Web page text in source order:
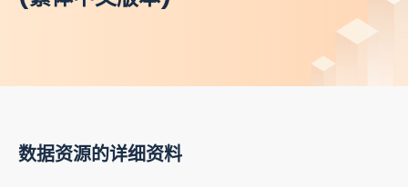
数据资源的详细资料